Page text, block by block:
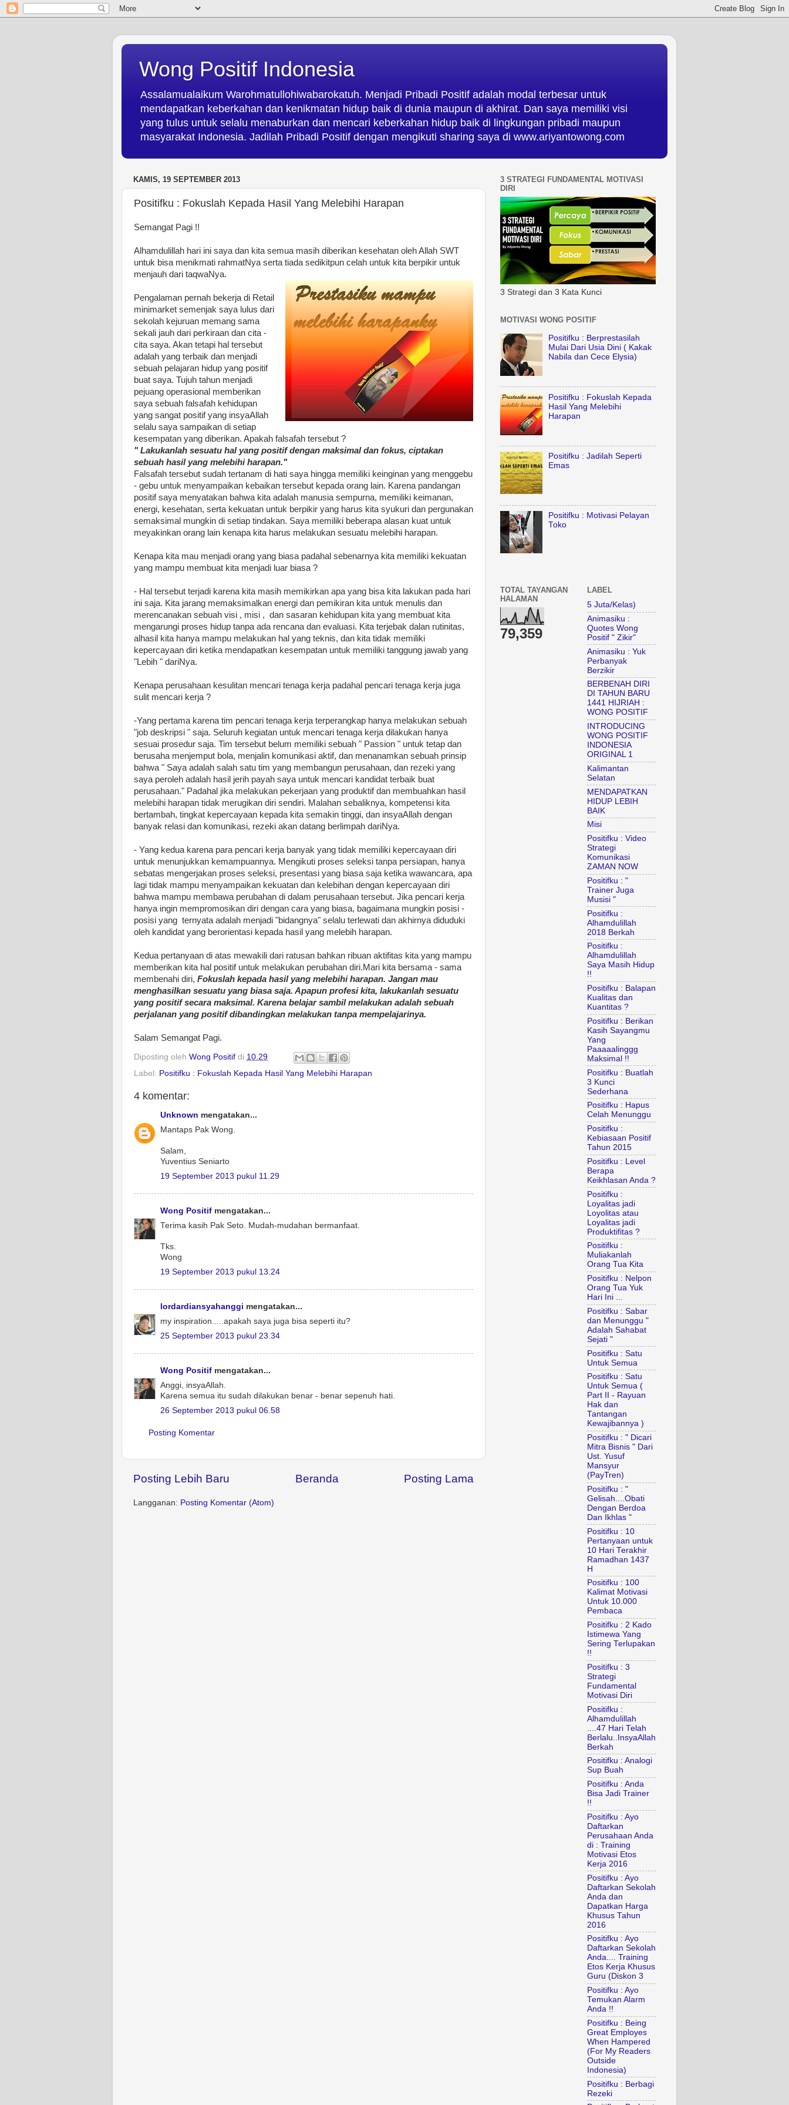
Wong Positif Indonesia
Assalamualaikum Warohmatullohiwabarokatuh. Menjadi Pribadi Positif adalah modal terbesar untuk
mendapatkan keberkahan dan kenikmatan hidup baik di dunia maupun di akhirat. Dan saya memiliki visi
yang tulus untuk selalu menaburkan dan mencari keberkahan hidup baik di lingkungan pribadi maupun
masyarakat Indonesia. Jadilah Pribadi Positif dengan mengikuti sharing saya di www.ariyantowong.com
KAMIS, 19 SEPTEMBER 2013
Positifku : Fokuslah Kepada Hasil Yang Melebihi Harapan
Semangat Pagi !!
Alhamdulillah hari ini saya dan kita semua masih diberikan kesehatan oleh Allah SWT
untuk bisa menikmati rahmatNya serta tiada sedikitpun celah untuk kita berpikir untuk
menjauh dari taqwaNya.
Pengalaman pernah bekerja di Retail
minimarket semenjak saya lulus dari
sekolah kejuruan memang sama
sekali jauh dari perkiraan dan cita -
cita saya. Akan tetapi hal tersebut
adalah yang terbaik dan menjadi
sebuah pelajaran hidup yang positif
buat saya. Tujuh tahun menjadi
pejuang operasional memberikan
saya sebuah falsafah kehidupan
yang sangat positif yang insyaAllah
selalu saya sampaikan di setiap
kesempatan yang diberikan. Apakah falsafah tersebut ?
" Lakukanlah sesuatu hal yang positif dengan maksimal dan fokus, ciptakan
sebuah hasil yang melebihi harapan."
Falsafah tersebut sudah tertanam di hati saya hingga memiliki keinginan yang menggebu
- gebu untuk menyampaikan kebaikan tersebut kepada orang lain. Karena pandangan
positif saya menyatakan bahwa kita adalah manusia sempurna, memiliki keimanan,
energi, kesehatan, serta kekuatan untuk berpikir yang harus kita syukuri dan pergunakan
semaksimal mungkin di setiap tindakan. Saya memiliki beberapa alasan kuat untuk
meyakinkan orang lain kenapa kita harus melakukan sesuatu melebihi harapan.
Kenapa kita mau menjadi orang yang biasa padahal sebenarnya kita memiliki kekuatan
yang mampu membuat kita menjadi luar biasa ?
- Hal tersebut terjadi karena kita masih memikirkan apa yang bisa kita lakukan pada hari
ini saja. Kita jarang memaksimalkan energi dan pemikiran kita untuk menulis dan
merencanakan sebuah visi , misi , dan sasaran kehidupan kita yang membuat kita
mengarungi proses hidup tanpa ada rencana dan evaluasi. Kita terjebak dalan rutinitas,
alhasil kita hanya mampu melakukan hal yang teknis, dan kita tidak memiliki
kepercayaan diri ketika mendapatkan kesempatan untuk memiliki tanggung jawab yang
"Lebih " dariNya.
Kenapa perusahaan kesulitan mencari tenaga kerja padahal pencari tenaga kerja juga
sulit mencari kerja ?
-Yang pertama karena tim pencari tenaga kerja terperangkap hanya melakukan sebuah
"job deskripsi " saja. Seluruh kegiatan untuk mencari tenaga kerja dilakukan hanya
sesuai prosedur saja. Tim tersebut belum memiliki sebuah " Passion " untuk tetap dan
berusaha menjemput bola, menjalin komunikasi aktif, dan menanamkan sebuah prinsip
bahwa " Saya adalah salah satu tim yang membangun perusahaan, dan rezeki yang
saya peroleh adalah hasil jerih payah saya untuk mencari kandidat terbaik buat
perusahaan." Padahal jika melakukan pekerjaan yang produktif dan membuahkan hasil
melebihi harapan tidak merugikan diri sendiri. Malahan sebaliknya, kompetensi kita
bertambah, tingkat kepercayaan kepada kita semakin tinggi, dan insyaAllah dengan
banyak relasi dan komunikasi, rezeki akan datang berlimpah dariNya.
- Yang kedua karena para pencari kerja banyak yang tidak memiliki kepercayaan diri
untuk menunjukkan kemampuannya. Mengikuti proses seleksi tanpa persiapan, hanya
sebatas mengerjakan proses seleksi, presentasi yang biasa saja ketika wawancara, apa
lagi tidak mampu menyampaikan kekuatan dan kelebihan dengan kepercayaan diri
bahwa mampu membawa perubahan di dalam perusahaan tersebut. Jika pencari kerja
hanya ingin mempromosikan diri dengan cara yang biasa, bagaimana mungkin posisi -
posisi yang ternyata adalah menjadi "bidangnya" selalu terlewati dan akhirnya diduduki
oleh kandidat yang berorientasi kepada hasil yang melebih harapan.
Kedua pertanyaan di atas mewakili dari ratusan bahkan ribuan aktifitas kita yang mampu
memberikan kita hal positif untuk melakukan perubahan diri.Mari kita bersama - sama
membenahi diri, Fokuslah kepada hasil yang melebihi harapan. Jangan mau
menghasilkan sesuatu yang biasa saja. Apapun profesi kita, lakukanlah sesuatu
yang positif secara maksimal. Karena belajar sambil melakukan adalah sebuah
perjalanan yang positif dibandingkan melakukan tanpa mempelajarinya.
Salam Semangat Pagi.
Diposting oleh Wong Positif di 10.29
Label: Positifku : Fokuslah Kepada Hasil Yang Melebihi Harapan
4 komentar:
Unknown mengatakan...
Mantaps Pak Wong.
Salam,
Yuventius Seniarto
19 September 2013 pukul 11.29
Wong Positif mengatakan...
Terima kasih Pak Seto. Mudah-mudahan bermanfaat.
Tks.
Wong
19 September 2013 pukul 13.24
lordardiansyahanggi mengatakan...
my inspiration.....apakah saya juga bisa seperti itu?
25 September 2013 pukul 23.34
Wong Positif mengatakan...
Anggi, insyaAllah.
Karena semua itu sudah dilakukan benar - benar sepenuh hati.
26 September 2013 pukul 06.58
Posting Komentar
Posting Lebih Baru Posting Lama
Beranda
Langganan: Posting Komentar (Atom)
3 STRATEGI FUNDAMENTAL MOTIVASI
DIRI
3 Strategi dan 3 Kata Kunci
MOTIVASI WONG POSITIF
Positifku : Berprestasilah
Mulai Dari Usia Dini ( Kakak
Nabila dan Cece Elysia)
Positifku : Fokuslah Kepada
Hasil Yang Melebihi
Harapan
Positifku : Jadilah Seperti
Emas
Positifku : Motivasi Pelayan
Toko
TOTAL TAYANGAN
HALAMAN
79,359
LABEL
5 Juta/Kelas)
Animasiku :
Quotes Wong
Positif " Zikir"
Animasiku : Yuk
Perbanyak
Berzikir
BERBENAH DIRI
DI TAHUN BARU
1441 HIJRIAH :
WONG POSITIF
INTRODUCING
WONG POSITIF
INDONESIA
ORIGINAL 1
Kalimantan
Selatan
MENDAPATKAN
HIDUP LEBIH
BAIK
Misi
Positifku : Video
Strategi
Komunikasi
ZAMAN NOW
Positifku : "
Trainer Juga
Musisi "
Positifku :
Alhamdulillah
2018 Berkah
Positifku :
Alhamdulillah
Saya Masih Hidup
!!
Positifku : Balapan
Kualitas dan
Kuantitas ?
Positifku : Berikan
Kasih Sayangmu
Yang
Paaaaalinggg
Maksimal !!
Positifku : Buatlah
3 Kunci
Sederhana
Positifku : Hapus
Celah Menunggu
Positifku :
Kebiasaan Positif
Tahun 2015
Positifku : Level
Berapa
Keikhlasan Anda ?
Positifku :
Loyalitas jadi
Loyolitas atau
Loyalitas jadi
Produktifitas ?
Positifku :
Muliakanlah
Orang Tua Kita
Positifku : Nelpon
Orang Tua Yuk
Hari Ini ...
Positifku : Sabar
dan Menunggu "
Adalah Sahabat
Sejati "
Positifku : Satu
Untuk Semua
Positifku : Satu
Untuk Semua (
Part II - Rayuan
Hak dan
Tantangan
Kewajibannya )
Positifku : " Dicari
Mitra Bisnis " Dari
Ust. Yusuf
Mansyur
(PayTren)
Positifku : "
Gelisah....Obati
Dengan Berdoa
Dan Ikhlas "
Positifku : 10
Pertanyaan untuk
10 Hari Terakhir
Ramadhan 1437
H
Positifku : 100
Kalimat Motivasi
Untuk 10.000
Pembaca
Positifku : 2 Kado
Istimewa Yang
Sering Terlupakan
!!
Positifku : 3
Strategi
Fundamental
Motivasi Diri
Positifku :
Alhamdulillah
....47 Hari Telah
Berlalu..InsyaAllah
Berkah
Positifku : Analogi
Sup Buah
Positifku : Anda
Bisa Jadi Trainer
!!
Positifku : Ayo
Daftarkan
Perusahaan Anda
di : Training
Motivasi Etos
Kerja 2016
Positifku : Ayo
Daftarkan Sekolah
Anda dan
Dapatkan Harga
Khusus Tahun
2016
Positifku : Ayo
Daftarkan Sekolah
Anda.... Training
Etos Kerja Khusus
Guru (Diskon 3
Positifku : Ayo
Temukan Alarm
Anda !!
Positifku : Being
Great Employes
When Hampered
(For My Readers
Outside
Indonesia)
Positifku : Berbagi
Rezeki